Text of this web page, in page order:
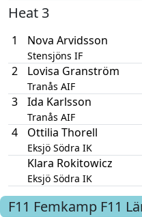
Heat 3
1 Nova Arvidsson
Stensjöns IF
2 Lovisa Granström
Tranås AIF
3 Ida Karlsson
Tranås AIF
4 Ottilia Thorell
Eksjö Södra IK
Klara Rokitowicz
Eksjö Södra IK
F11 Femkamp F11